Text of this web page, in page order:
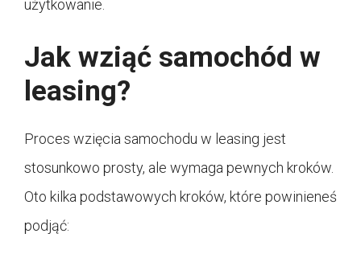
użytkowanie.
Jak wziąć samochód w
leasing?
Proces wzięcia samochodu w leasing jest
stosunkowo prosty, ale wymaga pewnych kroków.
Oto kilka podstawowych kroków, które powinieneś
podjąć: